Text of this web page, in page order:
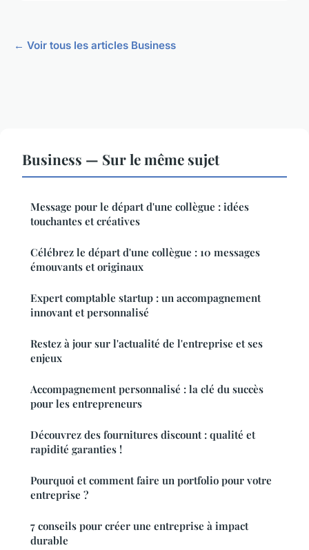
← Voir tous les articles Business
Business — Sur le même sujet
Message pour le départ d'une collègue : idées
touchantes et créatives
Célébrez le départ d'une collègue : 10 messages
émouvants et originaux
Expert comptable startup : un accompagnement
innovant et personnalisé
Restez à jour sur l'actualité de l'entreprise et ses
enjeux
Accompagnement personnalisé : la clé du succès
pour les entrepreneurs
Découvrez des fournitures discount : qualité et
rapidité garanties !
Pourquoi et comment faire un portfolio pour votre
entreprise ?
7 conseils pour créer une entreprise à impact
durable